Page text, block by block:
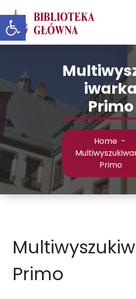
Otwórz pasek
to
Content
iwarka
Primo
Home -
Primo
Primo